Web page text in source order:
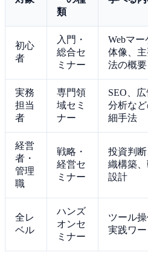
類
初心
者
入門・
総合セ
ミナー
Webマー
体像、
法の概要
実務
担当
者
専門領
域セミ
ナー
SEO、広
分析な
細手法
経営
者・
管理
職
戦略・
経営セ
ミナー
投資判断
織構築
設計
全レ
ベル
ハンズ
オンセ
ミナー
ツール操
実践ワー